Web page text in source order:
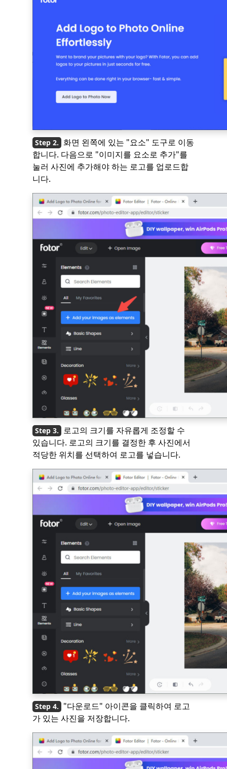
화면 왼쪽에 있는 "요소" 도구로 이동
합니다. 다음으로 "이미지를 요소로 추가"를
눌러 사진에 추가해야 하는 로고를 업로드합
니다.
로고의 크기를 자유롭게 조정할 수
있습니다. 로고의 크기를 결정한 후 사진에서
적당한 위치를 선택하여 로고를 넣습니다.
"다운로드" 아이콘을 클릭하여 로고
가 있는 사진을 저장합니다.